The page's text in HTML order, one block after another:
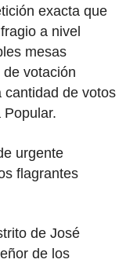
exacta que
a nivel
mesas
votación
cantidad de votos
urgente
flagrantes
de José
de los